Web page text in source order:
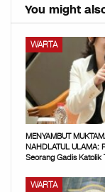
You might
WARTA
MENYAMBUT
NAHDLATUL ULAMA:
Seorang Gadis Katolik
WARTA